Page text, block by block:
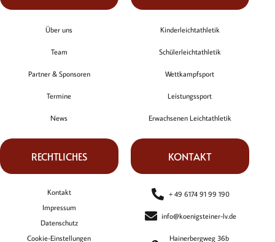
Über uns
Team
Partner & Sponsoren
Termine
News
Kinderleichtathletik
Schülerleichtathletik
Wettkampfsport
Leistungssport
Erwachsenen Leichtathletik
RECHTLICHES
Kontakt
Impressum
Datenschutz
Cookie-Einstellungen
KONTAKT
+ 49 6174 91 99 190
info@koenigsteiner-lv.de
Hainerbergweg 36b